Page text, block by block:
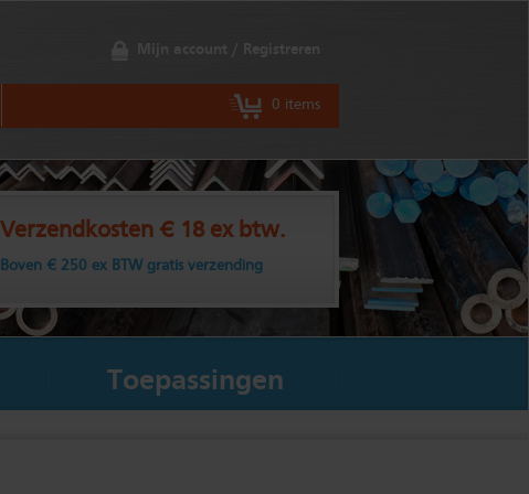
Mijn account / Registreren
0 items
Verzendkosten € 18 ex btw.
Boven € 250 ex BTW gratis verzending
Toepassingen